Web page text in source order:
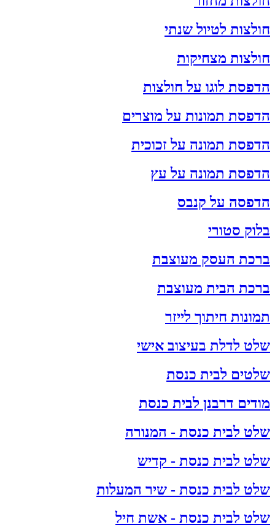
חולצות לטיול שנתי
חולצות מצחיקות
הדפסת לוגו על חולצות
הדפסת תמונות על מוצרים
הדפסת תמונה על זכוכית
הדפסת תמונה על עץ
הדפסה על קנבס
בלוק סטורי
ברכת העסק מעוצבת
ברכת הבית מעוצבת
תמונות חיתוך לייזר
שלט לדלת בעיצוב אישי
שלטים לבית כנסת
מודים דרבנן לבית כנסת
שלט לבית כנסת - המנורה
שלט לבית כנסת - קדיש
שלט לבית כנסת - שיר המעלות
שלט לבית כנסת - אשת חיל